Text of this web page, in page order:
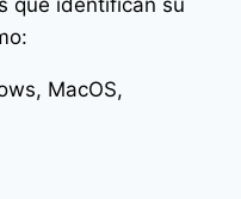
MacOS,